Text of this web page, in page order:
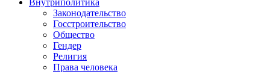
Внутриполитика
Законодательство
Госстроительство
Общество
Гендер
Религия
Права человека